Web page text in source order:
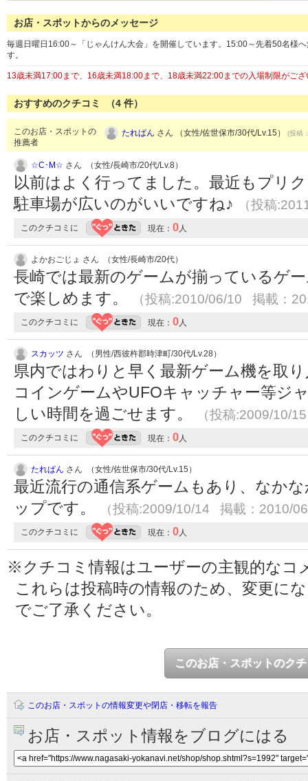
お店・スポットからのメッセージ
毎週日曜日16:00～「じゃんけん大会」を開催しています。15:00～先着50名様
す。
13歳未満17:00まで、16歳未満18:00まで、18歳未満22:00までの入場制限がご
おすすめのクチコミ （4 件）
このお店・スポットの
推薦者
たれぱん さん （女性/佐世保市/30代/Lv.15） (投稿
☆C･M☆ さん （女性/長崎市/20代/Lv.8）
以前はよく行ってました。最近もプリ
駐車場が広いのがいいですね♪
（投稿
このクチコミに 現在： 0人
よかおごじょ さん （女性/長崎市/20代）
長崎では最新のゲームが揃っているゲ
で楽しめます。
（投稿:2010/06/10 掲載：
このクチコミに 現在： 0人
スカッツ さん （男性/西彼杵郡時津町/30代/Lv.28）
県内ではわりと早く最新ゲーム機を取
コインゲームやUFOキャッチャー等ジ
しい時間を過ごせます。
（投稿:2009/10/
このクチコミに 現在： 0人
たれぱん さん （女性/佐世保市/30代/Lv.15）
最近流行の通信系ゲームもあり、なか
ップです。
（投稿:2009/10/14 掲載：2010/
このクチコミに 現在： 0人
※クチコミ情報はユーザーの主観的なコ
これらは投稿時の情報のため、変更に
でご了承ください。
このお店・スポットのク
このお店・スポットの情報変更や閉店・移転を報告
お店・スポット情報をブログにはる